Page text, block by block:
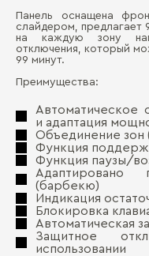
Панель оснащена
слайдером, предлагает
на каждую зону
отключения, который
99 минут.
Преимущества:
Автоматическое
и адаптация
Объединение зон
Функция
Функция паузы/
Адаптировано
(барбекю)
Индикация
Блокировка
Автоматическая
Защитное
использовании